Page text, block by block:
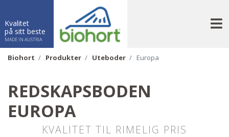
Kvalitet
på sitt beste
MADE IN AUSTRIA
Biohort Produkter Uteboder Europa
REDSKAPSBODEN
EUROPA
KVALITET TIL RIMELIG PRIS